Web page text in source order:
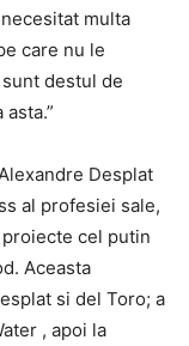
multa
care nu le
destul de
Desplat
al profesiei sale,
cel putin
Aceasta
si del Toro; a
, apoi la